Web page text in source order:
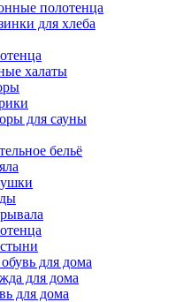
полотенца
для хлеба
халаты
для сауны
бельё
для дома
для дома
для дома